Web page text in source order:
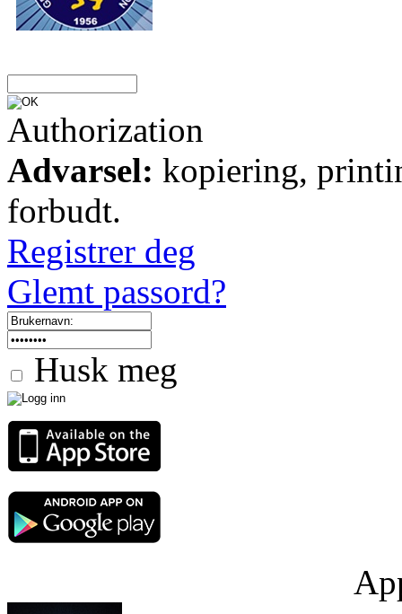
Authorization
Advarsel: kopiering,
forbudt.
Registrer deg
Glemt passord?
Husk meg